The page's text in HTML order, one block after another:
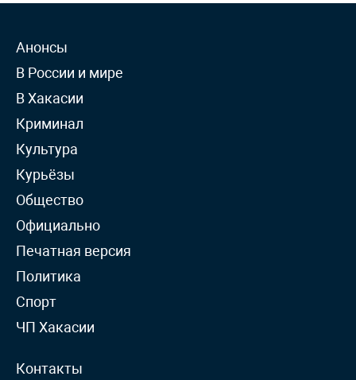
Анонсы
В России и мире
В Хакасии
Криминал
Культура
Курьёзы
Общество
Официально
Печатная версия
Политика
Спорт
ЧП Хакасии
Контакты